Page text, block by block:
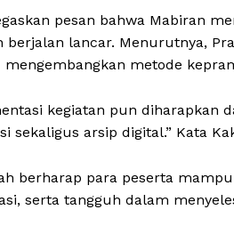
pesan bahwa Mabiran
berjalan lancar. Menurutnya,
metode
kegiatan pun diharapkan
sekaligus arsip digital.” Kata
berharap para peserta
serta tangguh dalam